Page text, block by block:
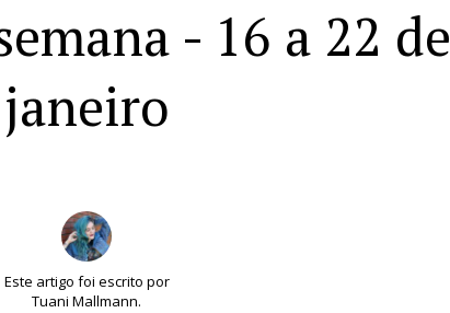
- 16 a 22 de
janeiro
Este artigo foi escrito por
Tuani Mallmann.